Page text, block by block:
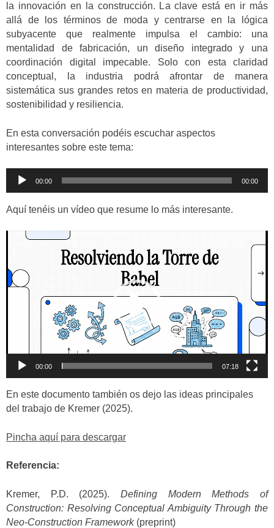
la innovación en la construcción. La clave está en ir más
allá de los términos de moda y centrarse en la lógica
subyacente que realmente impulsa el cambio: una
mentalidad de fabricación, un diseño integrado y una
coordinación digital impecable. Solo con esta claridad
conceptual, la industria podrá afrontar de manera
sistemática sus grandes retos en materia de productividad,
sostenibilidad y resiliencia.
En esta conversación podéis escuchar aspectos
interesantes sobre este tema:
Reproductor
audio
00:00 00:00
Aquí tenéis un vídeo que resume lo más interesante.
Reproductor
00:00 07:18
En este documento también os dejo las ideas principales
del trabajo de Kremer (2025).
Pincha aquí para descargar
Referencia:
Kremer, P.D. (2025). Defining Modern Methods of
Construction: Resolving Conceptual Ambiguity Through the
Neo-Construction Framework(preprint)